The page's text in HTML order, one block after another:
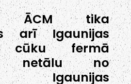
ĀCM tika
arī Igaunijas
cūku fermā
netālu no
Igaunijas